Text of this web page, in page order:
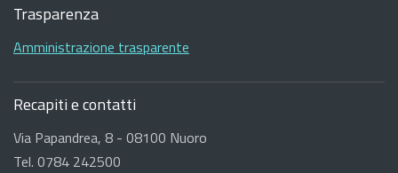
Footer
Trasparenza
Amministrazione trasparente
Recapiti e contatti
Via Papandrea, 8 - 08100 Nuoro
Tel. 0784 242500